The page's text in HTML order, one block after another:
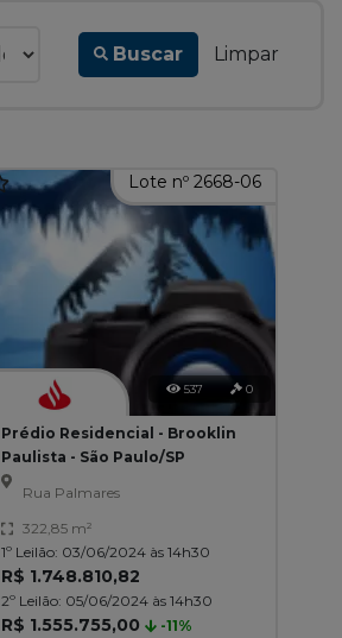
Buscar Limpar
Lote nº 2668-06
537 0
Prédio Residencial - Brooklin
Paulista - São Paulo/SP
Rua Palmares
322,85 m²
1º Leilão: 03/06/2024 às 14h30
R$ 1.748.810,82
2º Leilão: 05/06/2024 às 14h30
R$ 1.555.755,00 -11%